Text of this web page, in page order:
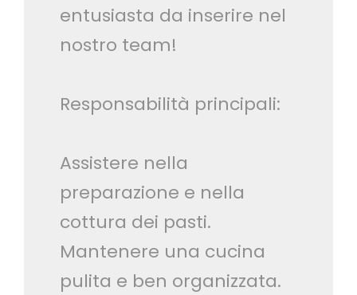
entusiasta da inserire nel
nostro team!
Responsabilità principali:
Assistere nella
preparazione e nella
cottura dei pasti.
Mantenere una cucina
pulita e ben organizzata.